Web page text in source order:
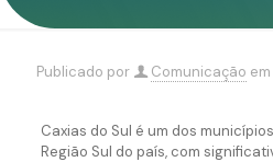
Publicado por Comunicação em
Caxias do Sul é um dos
Região Sul do país, com